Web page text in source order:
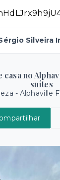
Silveira
casa no
suítes
- Alphaville